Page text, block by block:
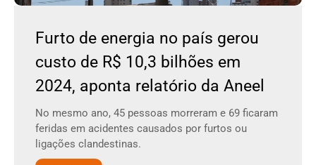
Furto de energia no país gerou
custo de R$ 10,3 bilhões em
2024, aponta relatório da Aneel
No mesmo ano, 45 pessoas morreram e 69 ficaram
feridas em acidentes causados por furtos ou
ligações clandestinas.